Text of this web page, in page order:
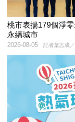
桃市表揚179個淨
永續城市
記者葉志成
2026-08-05